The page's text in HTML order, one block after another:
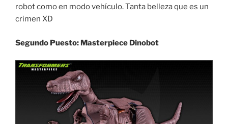
robot como en modo vehículo. Tanta belleza que es un
crimen XD
Segundo Puesto: Masterpiece Dinobot